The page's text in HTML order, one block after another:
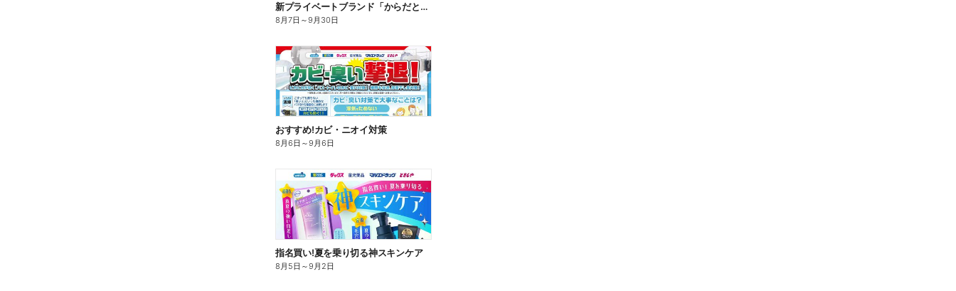
新プライベートブランド「からだとくらしに+1(プラスワン)」よりモンダミン口内トータルケア登場!
8月7日 ～9月30日
おすすめ!カビ・ニオイ対策
8月6日 ～9月6日
指名買い!夏を乗り切る神スキンケア
8月5日 ～9月2日